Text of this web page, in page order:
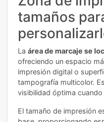
tamaños
La área de marcaje se
ofreciendo un espacio
impresión digital o
tampografía multicolor.
visibilidad óptima
El tamaño de impresión